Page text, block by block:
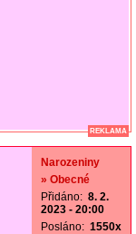
REKLAMA
Narozeniny
» Obecné
Přidáno: 8. 2.
2023 - 20:00
Posláno: 1550x